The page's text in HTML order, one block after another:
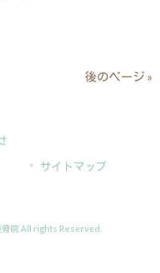
後のページ »
サイトマップ
院 All rights Reserved.